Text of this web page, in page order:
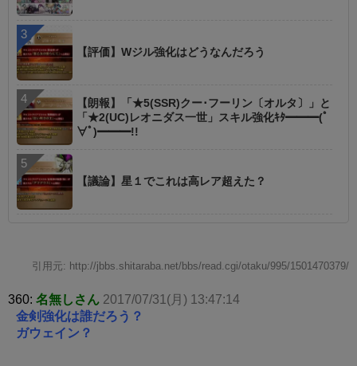
【評価】Wジル強化はどうなんだろう
【朗報】「★5(SSR)クー･フーリン〔オルタ〕」と
「★2(UC)レオニダス一世」スキル強化ｷﾀ━━━(ﾟ
∀ﾟ)━━━!!
【議論】星１でこれは高レア超えた？
引用元: http://jbbs.shitaraba.net/bbs/read.cgi/otaku/995/1501470379/
360: 名無しさん 2017/07/31(月) 13:47:14
金剣強化は誰だろう？
ガウェイン？